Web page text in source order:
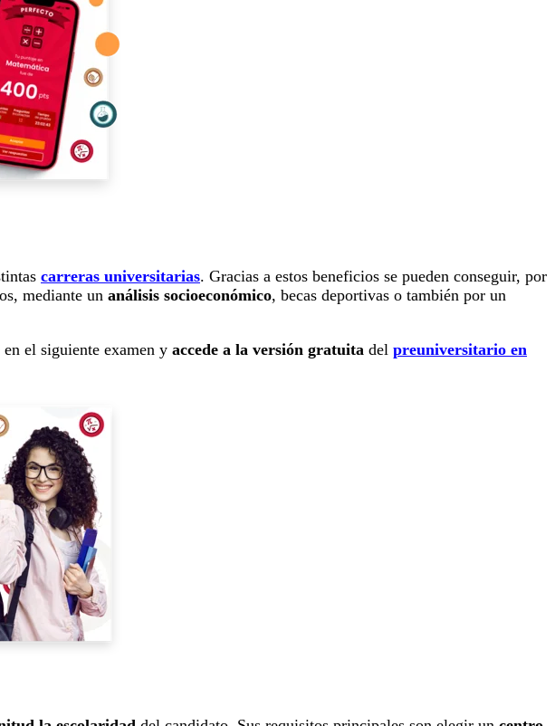
carreras universitarias. Gracias a estos beneficios se pueden conseguir, por
mediante un análisis socioeconómico, becas deportivas o también por un
el siguiente examen y accede a la versión gratuita del preuniversitario en